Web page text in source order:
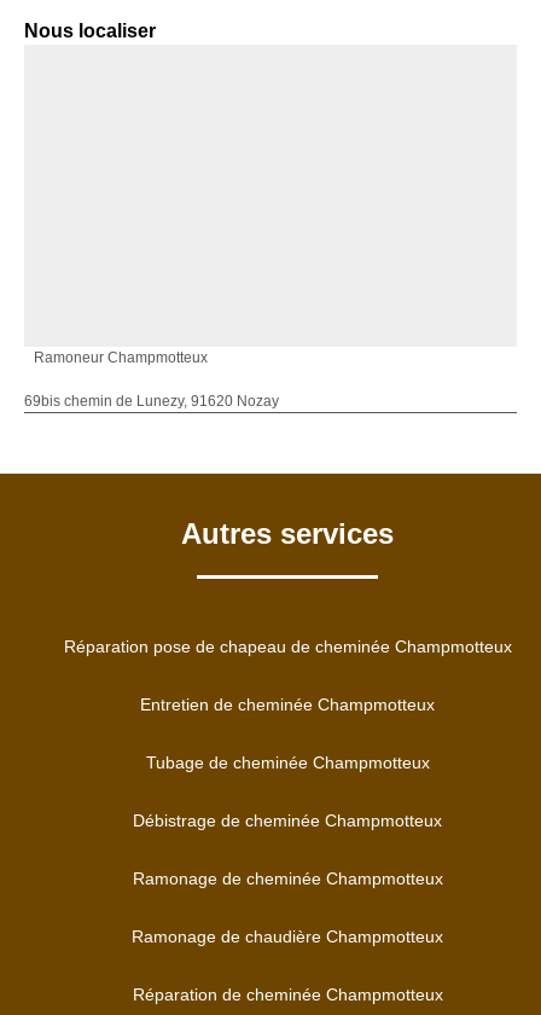
Nous localiser
Ramoneur Champmotteux
69bis chemin de Lunezy, 91620 Nozay
Autres services
Réparation pose de chapeau de cheminée Champmotteux
Entretien de cheminée Champmotteux
Tubage de cheminée Champmotteux
Débistrage de cheminée Champmotteux
Ramonage de cheminée Champmotteux
Ramonage de chaudière Champmotteux
Réparation de cheminée Champmotteux